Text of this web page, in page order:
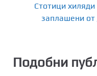
Стотици хиляди
заплашени от
Подобни